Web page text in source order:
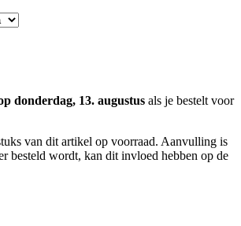
donderdag, 13. augustus als je bestelt voor
van dit artikel op voorraad. Aanvulling is
besteld wordt, kan dit invloed hebben op de